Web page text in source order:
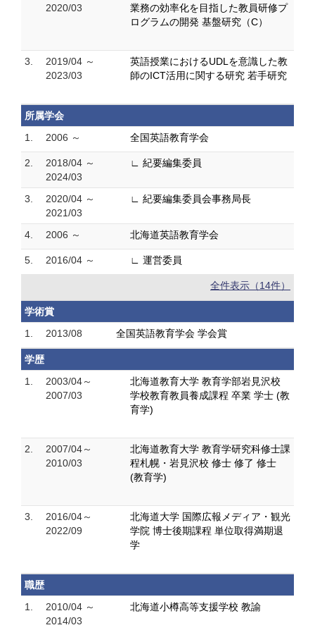
2020/03
業務の効率化を目指した教員研修プ
ログラムの開発 基盤研究（C）
3.
2019/04 ～
2023/03
英語授業におけるUDLを意識した教
師のICT活用に関する研究 若手研究
所属学会
1.
2006 ～ 全国英語教育学会
2.
2018/04 ～
2024/03
∟ 紀要編集委員
3.
2020/04 ～
2021/03
∟ 紀要編集委員会事務局長
4. 2006 ～ 北海道英語教育学会
5. 2016/04 ～ ∟ 運営委員
全件表示（14件）
学術賞
1.
2013/08 全国英語教育学会 学会賞
学歴
1.
2003/04～
2007/03
北海道教育大学 教育学部岩見沢校
学校教育教員養成課程 卒業 学士 (教
育学)
2.
2007/04～
2010/03
北海道教育大学 教育学研究科修士課
程札幌・岩見沢校 修士 修了 修士
(教育学)
3.
2016/04～
2022/09
北海道大学 国際広報メディア・観光
学院 博士後期課程 単位取得満期退
学
職歴
1.
2010/04 ～
2014/03
北海道小樽高等支援学校 教諭